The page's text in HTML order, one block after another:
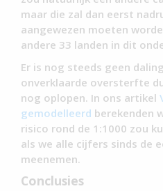
maar die zal dan eerst
aangewezen moeten
andere 33 landen in dit
Er is nog steeds geen
onverklaarde oversterfte
nog oplopen. In ons artikel
gemodelleerd berekenden
risico rond de 1:1000 zou
als we alle cijfers sinds de
meenemen.
Conclusies